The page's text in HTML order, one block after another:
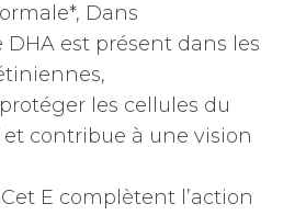
Dans
DHA est présent dans les
les cellules du
et contribue à une vision
E complètent l’action